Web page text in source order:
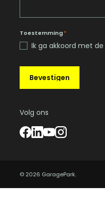
Toestemming*
Ik ga akkoord met de
Bevestigen
Volg ons
© 2026 GaragePark.